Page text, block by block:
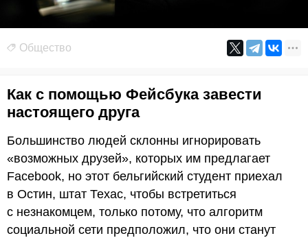
Общество
Как с помощью Фейсбука завести
настоящего друга
Большинство людей склонны игнорировать
«возможных друзей», которых им предлагает
Facebook, но этот бельгийский студент приехал
в Остин, штат Техас, чтобы встретиться
с незнакомцем, только потому, что алгоритм
социальной сети предположил, что они станут